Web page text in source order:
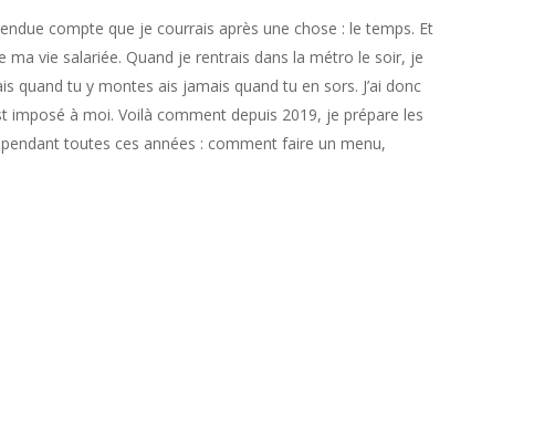
compte que je courrais après une chose : le temps. Et
ma vie salariée. Quand je rentrais dans la métro le soir, je
quand tu y montes ais jamais quand tu en sors. J’ai donc
imposé à moi. Voilà comment depuis 2019, je prépare les
toutes ces années : comment faire un menu,